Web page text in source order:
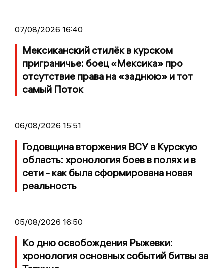
07/08/2026 16:40
Мексиканский стилёк в курском
приграничье: боец «Мексика» про
отсутствие права на «заднюю» и тот
самый Поток
06/08/2026 15:51
Годовщина вторжения ВСУ в Курскую
область: хронология боев в полях и в
сети - как была сформирована новая
реальность
05/08/2026 16:50
Ко дню освобождения Рыжевки:
хронология основных событий битвы за